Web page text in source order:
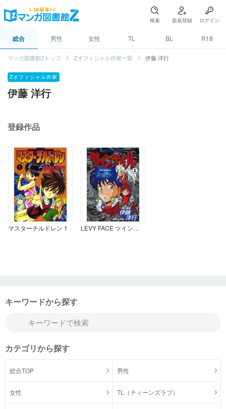
検索 新規登録 ログイン
総合 男性 女性 TL BL R18
マンガ図書館Zトップ Zオフィシャル作家一覧 伊藤 洋行
Zオフィシャル作家
伊藤 洋行
登録作品
マスターチルドレン 1 LEVY FACE ツインテイル 1
キーワードから探す
カテゴリから探す
総合TOP 男性
女性 TL（ティーンズラブ）